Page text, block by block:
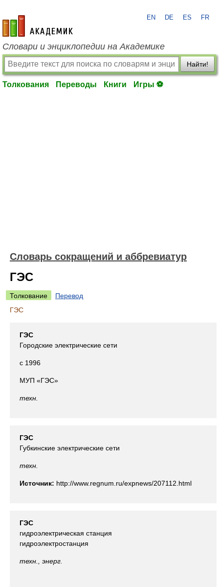
academic.ru
EN DE ES FR
Словари и энциклопедии на Академике
Найти!
Толкования Переводы Книги Игры ⚽
Словарь сокращений и аббревиатур
ГЭС
Толкование
Перевод
ГЭС
ГЭС
Городские электрические сети
с 1996
МУП «ГЭС»
техн.
ГЭС
Губкинские электрические сети
техн.
Источник: http://www.regnum.ru/expnews/207112.html
ГЭС
гидроэлектрическая станция
гидроэлектростанция
техн., энерг.